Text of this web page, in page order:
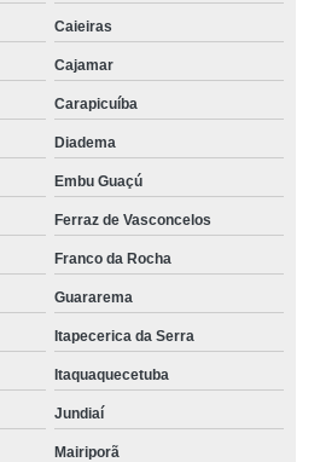
Caieiras
Cajamar
Carapicuíba
Diadema
Embu Guaçú
Ferraz de Vasconcelos
Franco da Rocha
Guararema
Itapecerica da Serra
Itaquaquecetuba
Jundiaí
Mairiporã